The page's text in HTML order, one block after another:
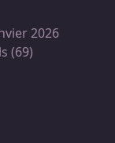
2026
(69)